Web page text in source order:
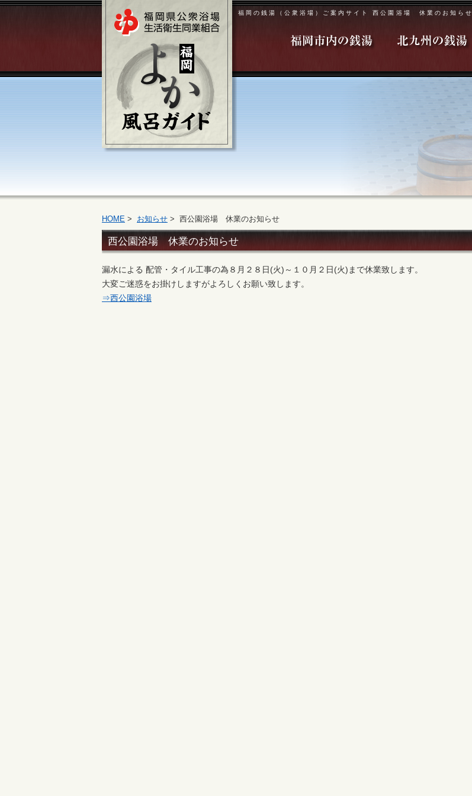
福岡の銭湯（公衆浴場）ご案内サイト 西公園浴場 休業のお知らせ
HOME > お知らせ > 西公園浴場 休業のお知らせ
西公園浴場 休業のお知らせ
漏水による 配管・タイル工事の為８月２８日(火)～１０月２日(火)まで休業致します。
大変ご迷惑をお掛けしますがよろしくお願い致します。
⇒西公園浴場